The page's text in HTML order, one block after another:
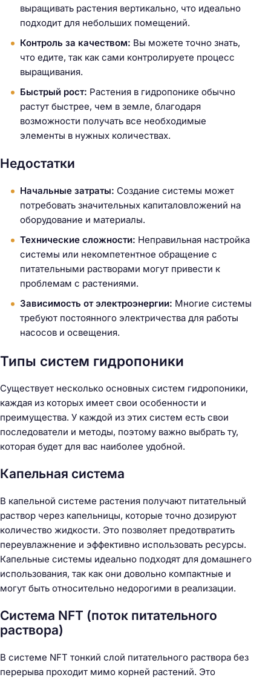
выращивать растения вертикально, что идеально
подходит для небольших помещений.
Контроль за качеством: Вы можете точно знать,
что едите, так как сами контролируете процесс
выращивания.
Быстрый рост: Растения в гидропонике обычно
растут быстрее, чем в земле, благодаря
возможности получать все необходимые
элементы в нужных количествах.
Недостатки
Начальные затраты: Создание системы может
потребовать значительных капиталовложений на
оборудование и материалы.
Технические сложности: Неправильная настройка
системы или некомпетентное обращение с
питательными растворами могут привести к
проблемам с растениями.
Зависимость от электроэнергии: Многие системы
требуют постоянного электричества для работы
насосов и освещения.
Типы систем гидропоники
Существует несколько основных систем гидропоники,
каждая из которых имеет свои особенности и
преимущества. У каждой из этих систем есть свои
последователи и методы, поэтому важно выбрать ту,
которая будет для вас наиболее удобной.
Капельная система
В капельной системе растения получают питательный
раствор через капельницы, которые точно дозируют
количество жидкости. Это позволяет предотвратить
переувлажнение и эффективно использовать ресурсы.
Капельные системы идеально подходят для домашнего
использования, так как они довольно компактные и
могут быть относительно недорогими в реализации.
Система NFT (поток питательного
раствора)
В системе NFT тонкий слой питательного раствора без
перерыва проходит мимо корней растений. Это